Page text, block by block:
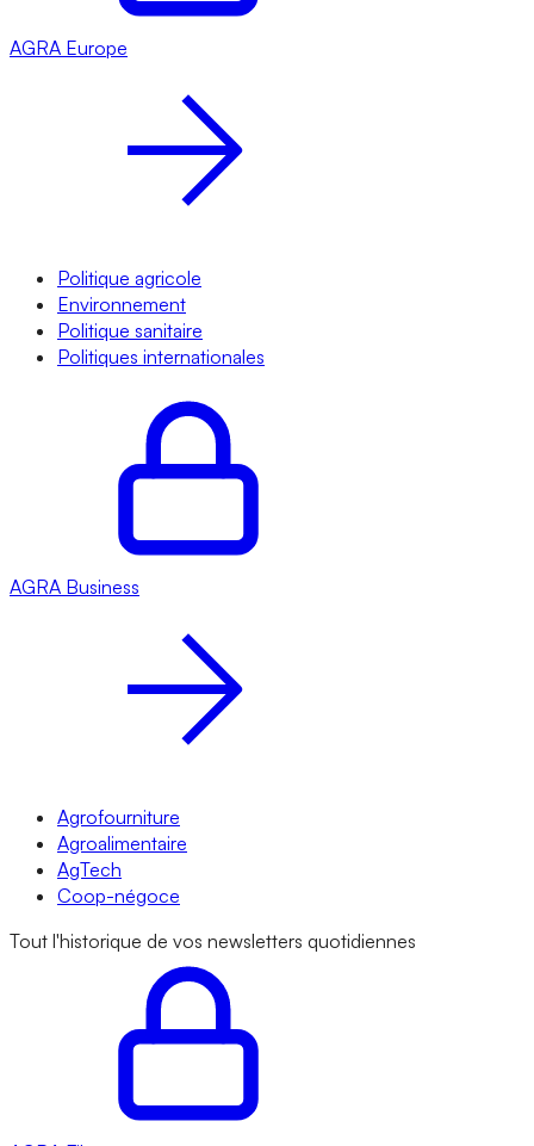
AGRA Europe
Politique agricole
Environnement
Politique sanitaire
Politiques internationales
AGRA Business
Agrofourniture
Agroalimentaire
AgTech
Coop-négoce
Tout l'historique de vos newsletters quotidiennes